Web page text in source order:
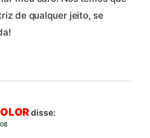
de qualquer jeito, se
disse: